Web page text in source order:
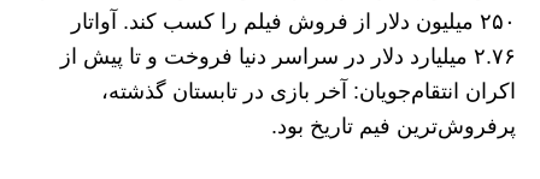
۲۵۰ میلیون دلار از فروش فیلم را کسب کند. آواتار
۲.۷۶ میلیارد دلار در سراسر دنیا فروخت و تا پیش از
اکران انتقام‌جویان: آخر بازی در تابستان گذشته،
پرفروش‌ترین فیم تاریخ بود.